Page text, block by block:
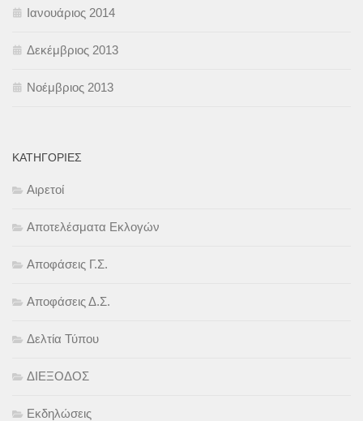
Ιανουάριος 2014
Δεκέμβριος 2013
Νοέμβριος 2013
KΑΤΗΓΟΡΊΕΣ
Αιρετοί
Αποτελέσματα Εκλογών
Αποφάσεις Γ.Σ.
Αποφάσεις Δ.Σ.
Δελτία Τύπου
ΔΙΕΞΟΔΟΣ
Εκδηλώσεις